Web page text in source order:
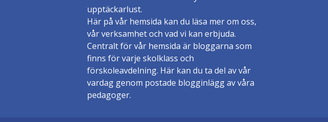
upptäckarlust.
Här på vår hemsida kan du läsa mer om oss,
vår verksamhet och vad vi kan erbjuda.
Centralt för vår hemsida är bloggarna som
finns för varje skolklass och
förskoleavdelning. Här kan du ta del av vår
vardag genom postade blogginlägg av våra
pedagoger.